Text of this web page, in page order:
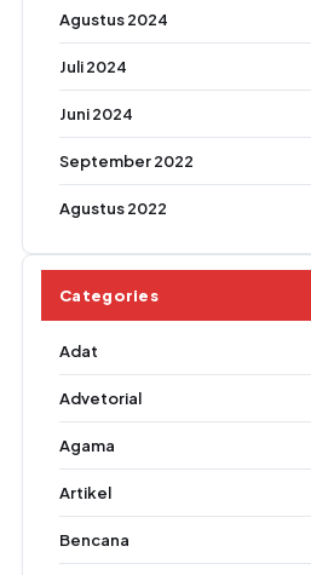
Agustus 2024
Juli 2024
Juni 2024
September 2022
Agustus 2022
Categories
Adat
Advetorial
Agama
Artikel
Bencana